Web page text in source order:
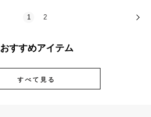
1 2
おすすめアイテム
すべて見る